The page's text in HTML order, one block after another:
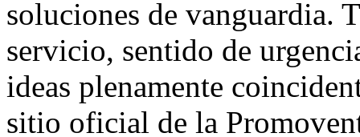
soluciones de vanguardia.
servicio, sentido de
ideas plenamente
sitio oficial de la